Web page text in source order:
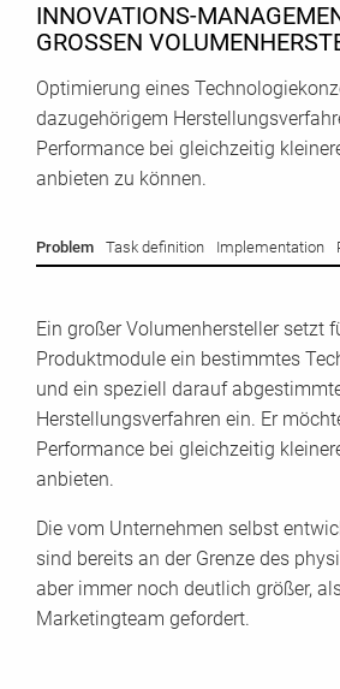
INNOVATIONS-
GROSSEN
Optimierung eines
dazugehörigem
Performance bei gleichzeitig
anbieten zu können.
Ein großer Volumenhersteller setzt
Produktmodule ein bestimmtes
und ein speziell darauf
Herstellungsverfahren ein. Er
Performance bei gleichzeitig
anbieten.
Die vom Unternehmen selbst
sind bereits an der Grenze des
aber immer noch deutlich größer,
Marketingteam gefordert.
Problem Task definition Implementation